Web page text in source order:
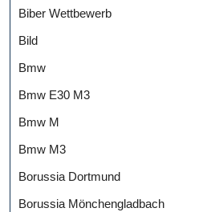
Biber Wettbewerb
Bild
Bmw
Bmw E30 M3
Bmw M
Bmw M3
Borussia Dortmund
Borussia Mönchengladbach